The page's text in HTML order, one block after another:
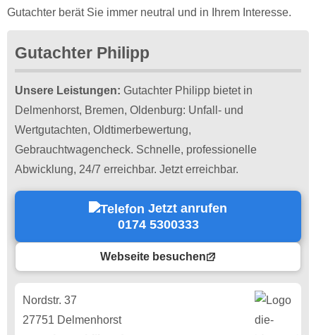
Gutachter berät Sie immer neutral und in Ihrem Interesse.
Gutachter Philipp
Unsere Leistungen: Gutachter Philipp bietet in
Delmenhorst, Bremen, Oldenburg: Unfall- und
Wertgutachten, Oldtimerbewertung,
Gebrauchtwagencheck. Schnelle, professionelle
Abwicklung, 24/7 erreichbar. Jetzt erreichbar.
Jetzt anrufen
0174 5300333
Webseite besuchen
Nordstr. 37
27751 Delmenhorst